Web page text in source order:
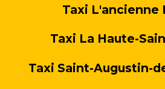
Taxi L'ancienne
Taxi La Haute-
Taxi Saint-Augustin-